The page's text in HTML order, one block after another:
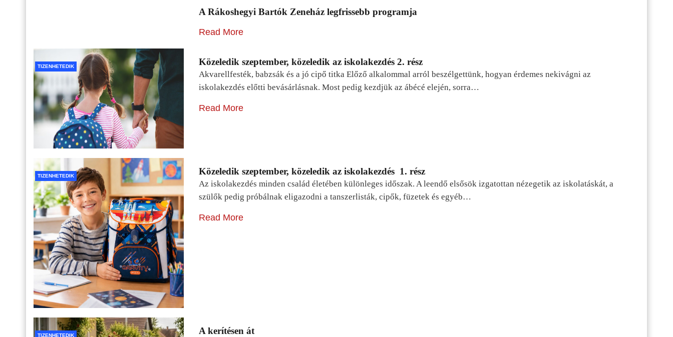
A Rákoshegyi Bartók Zeneház legfrissebb programja
Read More
TIZENHETEDIK Közeledik szeptember, közeledik az iskolakezdés 2. rész
Akvarellfesték, babzsák és a jó cipő titka Előző alkalommal arról beszélgettünk, hogyan érdemes nekivágni az
iskolakezdés előtti bevásárlásnak. Most pedig kezdjük az ábécé elején, sorra…
Read More
TIZENHETEDIK Közeledik szeptember, közeledik az iskolakezdés 1. rész
Az iskolakezdés minden család életében különleges időszak. A leendő elsősök izgatottan nézegetik az iskolatáskát, a
szülők pedig próbálnak eligazodni a tanszerlisták, cipők, füzetek és egyéb…
Read More
TIZENHETEDIK A kerítésen át